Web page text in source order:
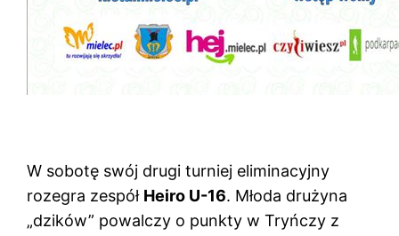
W sobotę swój drugi turniej eliminacyjny
rozegra zespół Heiro U-16. Młoda drużyna
„dzików” powalczy o punkty w Tryńczy z